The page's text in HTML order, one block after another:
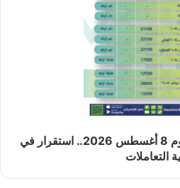
أسعار الخامات العلفية اليوم 8 أغسطس 2026.. استقرار في
التعاملات